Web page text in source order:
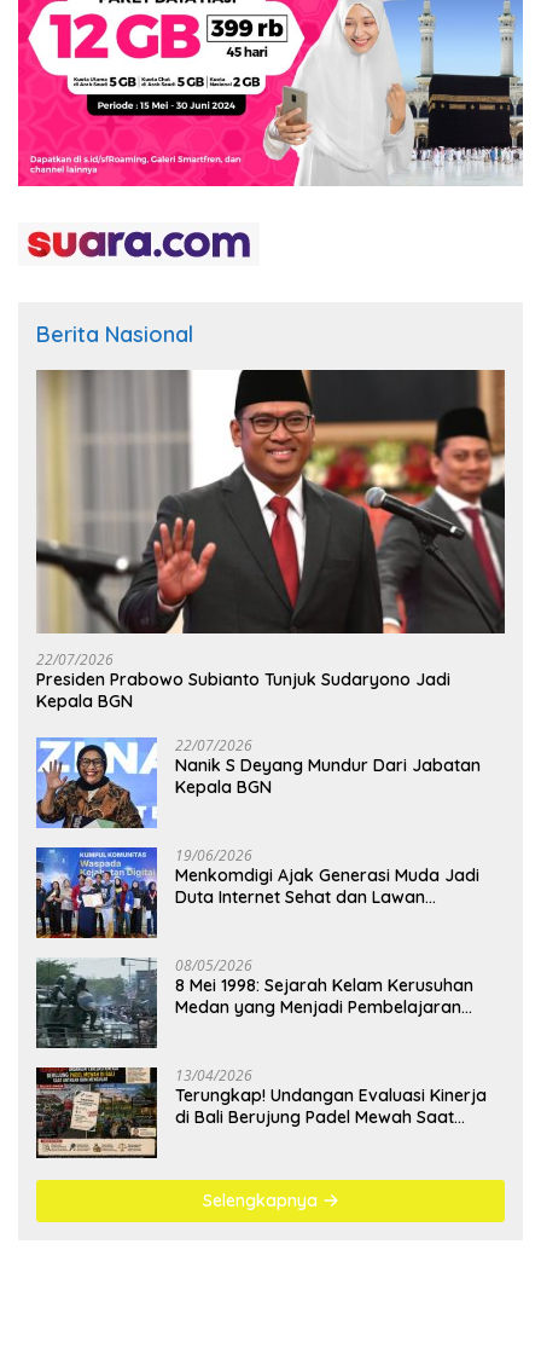
Berita Nasional
22/07/2026
Presiden Prabowo Subianto Tunjuk Sudaryono Jadi
Kepala BGN
22/07/2026
Nanik S Deyang Mundur Dari Jabatan
Kepala BGN
19/06/2026
Menkomdigi Ajak Generasi Muda Jadi
Duta Internet Sehat dan Lawan
08/05/2026
8 Mei 1998: Sejarah Kelam Kerusuhan
Medan yang Menjadi Pembelajaran
13/04/2026
Terungkap! Undangan Evaluasi Kinerja
di Bali Berujung Padel Mewah Saat
Selengkapnya